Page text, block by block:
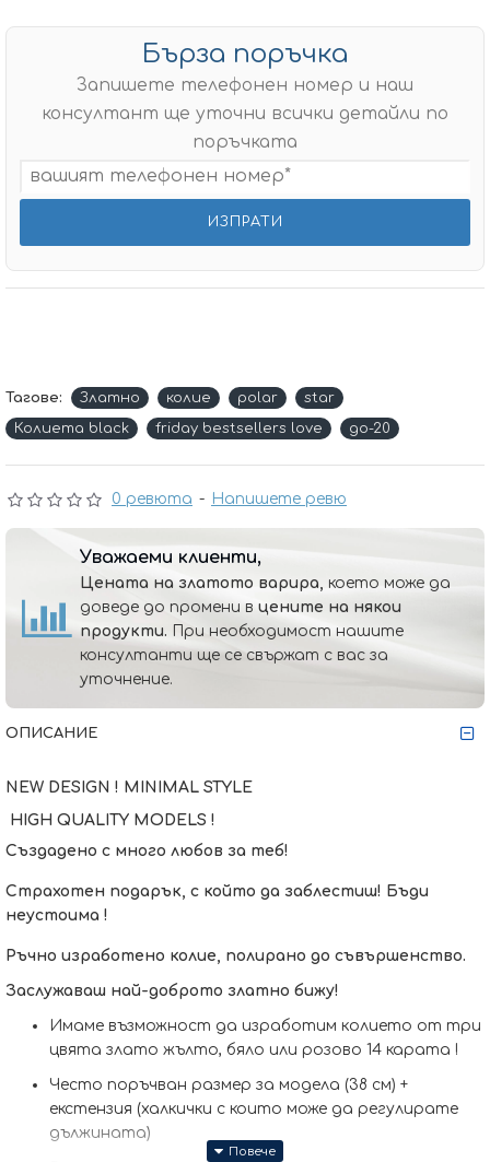
0 ревюта - Напишете ревю
Бърза поръчка
Запишете телефонен номер и наш
консултант ще уточни всички детайли по
поръчката
Тагове: Златно колие polar
star
Колиета black
friday bestsellers love до-20
Уважаеми клиенти,
Цената на златото варира, което може да
доведе до промени в цените на някои
продукти. При необходимост нашите
консултанти ще се свържат с вас за
уточнение.
ОПИСАНИЕ
NEW DESIGN ! MINIMAL STYLE
HIGH QUALITY MODELS !
Създадено с много любов за теб!
Страхотен подарък, с който да заблестиш! Бъди
неустоима !
Ръчно изработено колие, полирано до съвършенство.
Заслужаваш най-доброто златно бижу!
Имаме възможност да изработим кoлието от три
цвята злато жълто, бяло или розово 14 карата !
Често поръчван размер за модела (38 см) +
екстензия (халкички с които може да регулирате
дължината)